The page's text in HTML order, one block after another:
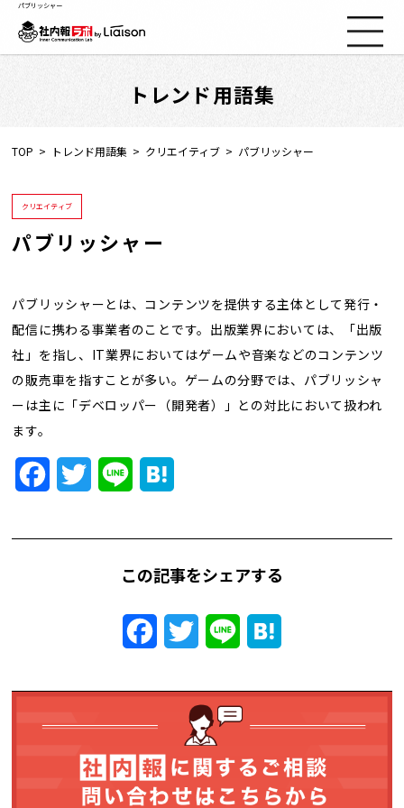
社内報ノウハウ
セミナー情報
Web社内報
資料コーナー
動画コーナー
支援実績
トレンド用語集
社長ブログ
パブリッシャー
トレンド用語集
TOP トレンド用語集 クリエイティブ パブリッシャー
クリエイティブ
パブリッシャー
パブリッシャーとは、コンテンツを提供する主体として発行・
配信に携わる事業者のことです。出版業界においては、「出版
社」を指し、IT業界においてはゲームや音楽などのコンテンツ
の販売車を指すことが多い。ゲームの分野では、パブリッシャ
ーは主に「デベロッパー（開発者）」との対比において扱われ
ます。
FacebookTwitter Line
この記事をシェアする
FacebookTwitter Line